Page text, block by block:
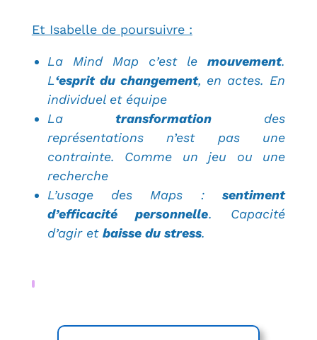
Et Isabelle de poursuivre :
La Mind Map c’est lemouvement.
L‘esprit du changement, en actes. En
individuel et équipe
La transformation des
représentations n’est pas une
contrainte. Comme un jeu ou une
recherche
L’usage des Maps :sentiment
d’efficacité personnelle. Capacité
d’agir et baisse du stress.